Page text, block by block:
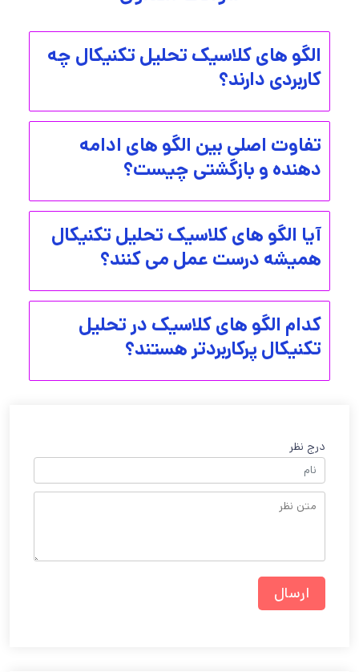
الگو های کلاسیک تحلیل تکنیکال چه
کاربردی دارند؟
تفاوت اصلی بین الگو های ادامه
دهنده و بازگشتی چیست؟
آیا الگو های کلاسیک تحلیل تکنیکال
همیشه درست عمل می کنند؟
کدام الگو های کلاسیک در تحلیل
تکنیکال پرکاربردتر هستند؟
درج نظر